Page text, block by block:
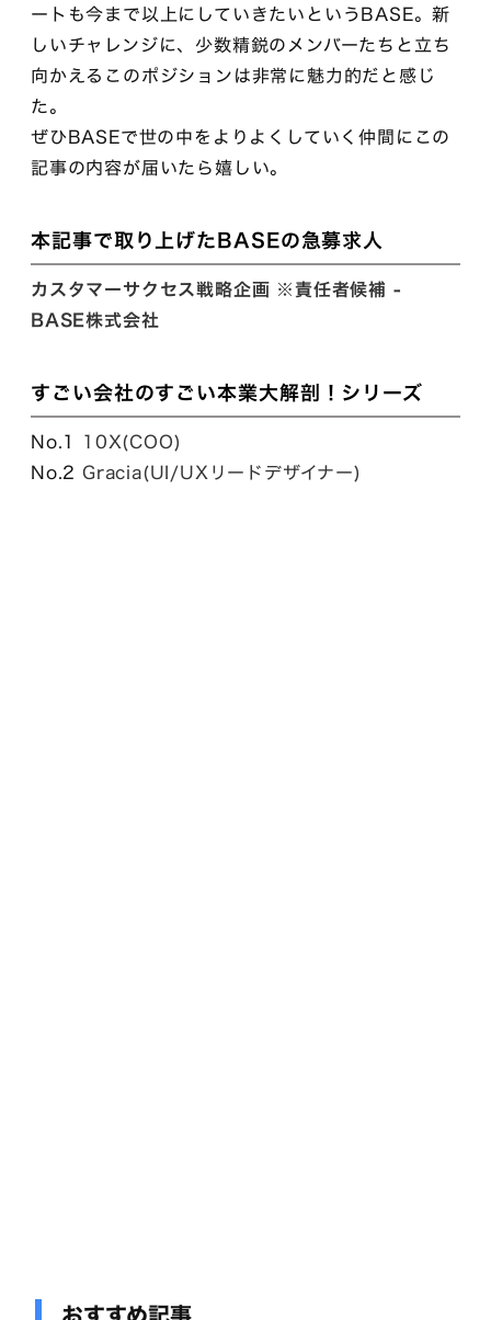
ートも今まで以上にしていきたいというBASE。新
しいチャレンジに、少数精鋭のメンバーたちと立ち
向かえるこのポジションは非常に魅力的だと感じ
た。
ぜひBASEで世の中をよりよくしていく仲間にこの
記事の内容が届いたら嬉しい。
本記事で取り上げたBASEの急募求人
カスタマーサクセス戦略企画 ※責任者候補 -
BASE株式会社
すごい会社のすごい本業大解剖！シリーズ
No.1 10X(COO)
No.2 Gracia(UI/UXリードデザイナー)